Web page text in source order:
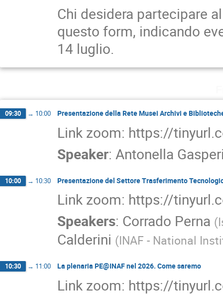
Chi desidera partecipare
questo form, indicando
14 luglio.
09:30 → 10:00 Presentazione della Rete Musei Archivi e
Link zoom: https://
Speaker: Antonella
10:00 → 10:30 Presentazione del Settore Trasferimento
Link zoom: https://
Speakers: Corrado Perna (
Calderini (INAF - National
10:30 → 11:00 La plenaria PE@INAF nel 2026. Come saremo
Link zoom: https://